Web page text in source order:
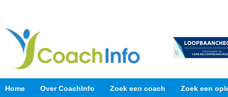
Home Over CoachInfo Zoek een coach Zoek een